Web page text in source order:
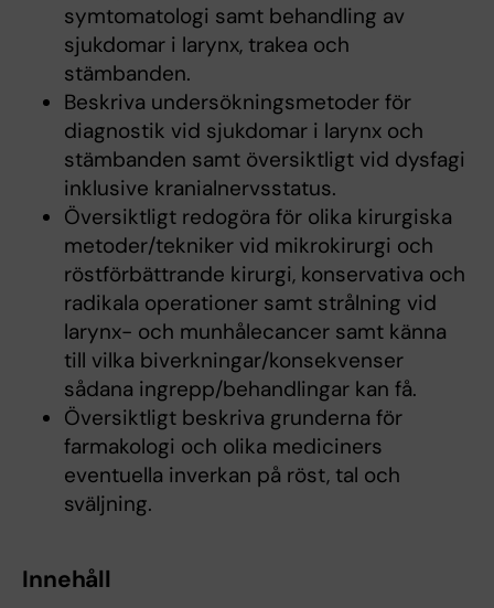
symtomatologi samt behandling av
sjukdomar i larynx, trakea och
stämbanden.
Beskriva undersökningsmetoder för
diagnostik vid sjukdomar i larynx och
stämbanden samt översiktligt vid dysfagi
inklusive kranialnervsstatus.
Översiktligt redogöra för olika kirurgiska
metoder/tekniker vid mikrokirurgi och
röstförbättrande kirurgi, konservativa och
radikala operationer samt strålning vid
larynx- och munhålecancer samt känna
till vilka biverkningar/konsekvenser
sådana ingrepp/behandlingar kan få.
Översiktligt beskriva grunderna för
farmakologi och olika mediciners
eventuella inverkan på röst, tal och
sväljning.
Innehåll